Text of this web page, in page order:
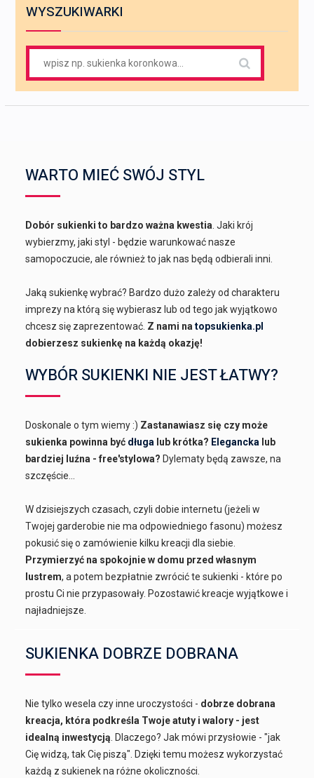
WYSZUKIWARKI
for:
WARTO MIEĆ SWÓJ STYL
Dobór sukienki to bardzo ważna kwestia . Jaki krój
wybierzmy, jaki styl - będzie warunkować nasze
samopoczucie, ale również to jak nas będą odbierali inni.
Jaką sukienkę wybrać? Bardzo dużo zależy od charakteru
imprezy na którą się wybierasz lub od tego jak wyjątkowo
chcesz się zaprezentować. Z nami natopsukienka.pl
dobierzesz sukienkę na każdą okazję!
WYBÓR SUKIENKI NIE JEST ŁATWY?
Doskonale o tym wiemy :) Zastanawiasz się czy może
sukienka powinna być długa lub krótka? Elegancka lub
bardziej luźna - free'stylowa? Dylematy będą zawsze, na
szczęście...
W dzisiejszych czasach, czyli dobie internetu (jeżeli w
Twojej garderobie nie ma odpowiedniego fasonu) możesz
pokusić się o zamówienie kilku kreacji dla siebie.
Przymierzyć na spokojnie w domu przed własnym
lustrem, a potem bezpłatnie zwrócić te sukienki - które po
prostu Ci nie przypasowały. Pozostawić kreacje wyjątkowe i
najładniejsze.
SUKIENKA DOBRZE DOBRANA
Nie tylko wesela czy inne uroczystości - dobrze dobrana
kreacja, która podkreśla Twoje atuty i walory - jest
idealną inwestycją . Dlaczego? Jak mówi przysłowie - "jak
Cię widzą, tak Cię piszą". Dzięki temu możesz wykorzystać
każdą z sukienek na różne okoliczności.